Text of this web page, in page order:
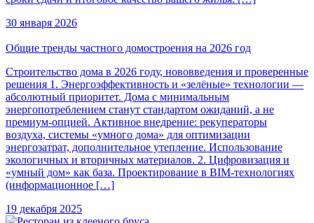
30 января 2026
Общие тренды частного домостроения на 2026 год
Строительство дома в 2026 году, нововведения и проверенные
решения 1. Энергоэффективность и «зелёные» технологии —
абсолютный приоритет. Дома с минимальным
энергопотреблением станут стандартом ожиданий, а не
премиум-опцией. Активное внедрение: рекуператоры
воздуха, системы «умного дома» для оптимизации
энергозатрат, дополнительное утепление. Использование
экологичных и вторичных материалов. 2. Цифровизация и
«умный дом» как база. Проектирование в BIM-технологиях
(информационное […]
19 декабря 2025